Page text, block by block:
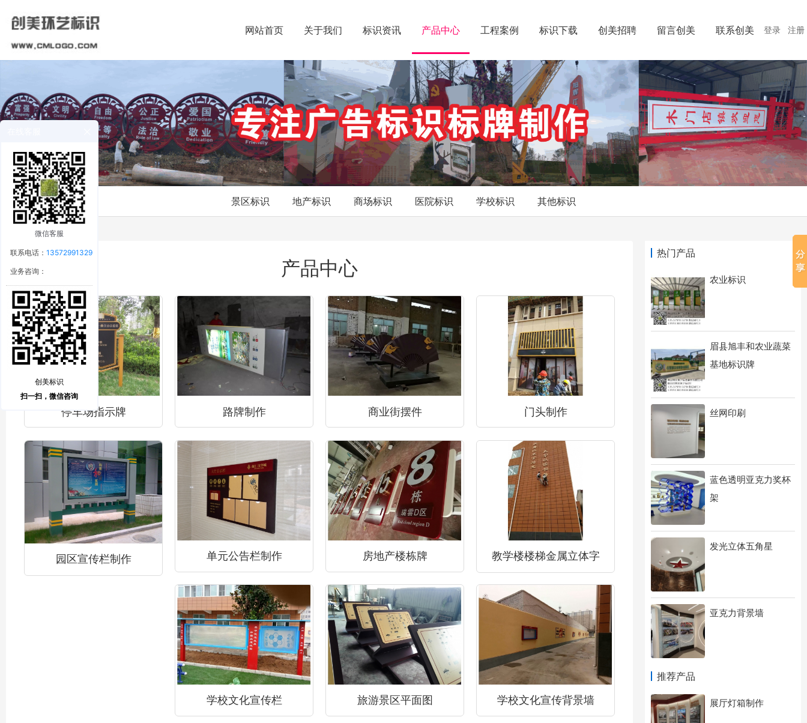
登录 注册
网站首页 关于我们 标识资讯 产品中心 工程案例 标识下载 创美招聘 留言创美 联系创美
景区标识 地产标识 商场标识 医院标识 学校标识 其他标识
热门产品
农业标识
眉县旭丰和农业蔬菜
基地标识牌
丝网印刷
蓝色透明亚克力奖杯
架
发光立体五角星
亚克力背景墙
推荐产品
展厅灯箱制作
产品中心
停车场指示牌 路牌制作 商业街摆件 门头制作
园区宣传栏制作 单元公告栏制作 房地产楼栋牌 教学楼楼梯金属立体字
学校文化宣传栏 旅游景区平面图 学校文化宣传背景墙
微信客服
联系电话：13572991329
业务咨询：
创美标识
扫一扫，微信咨询